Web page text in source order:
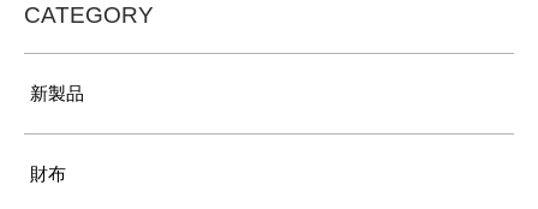
CATEGORY
新製品
財布